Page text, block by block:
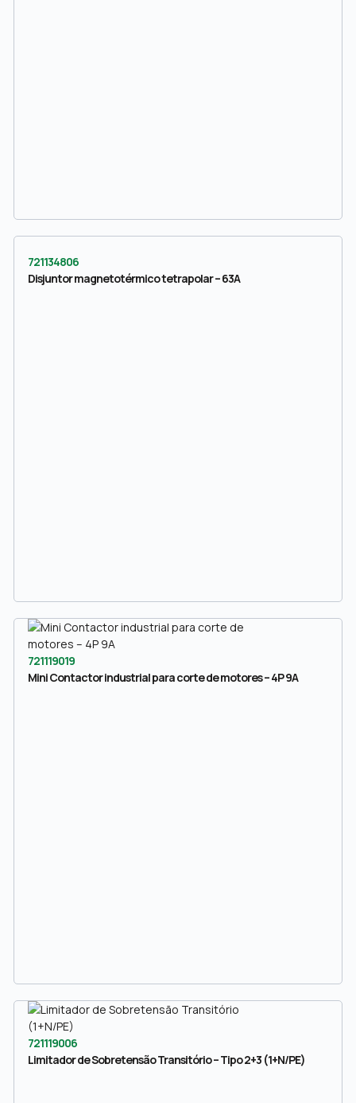
721134806
Disjuntor magnetotérmico tetrapolar – 63A
721119019
Mini Contactor industrial para corte de motores – 4P 9A
721119006
Limitador de Sobretensão Transitório – Tipo 2+3 (1+N/PE)